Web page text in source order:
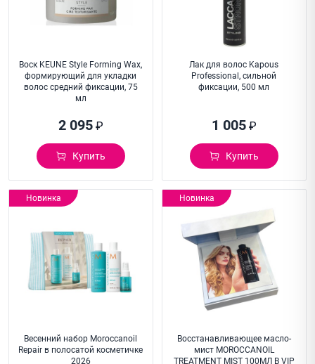
Воск KEUNE Style Forming Wax,
формирующий для укладки
волос средний фиксации, 75
мл
2 095₽
Купить
Лак для волос Kapous
Professional, сильной
фиксации, 500 мл
1 005₽
Купить
Новинка
Весенний набор Moroccanoil
Repair в полосатой косметичке
2026
Новинка
Восстанавливающее масло-
мист MOROCCANOIL
TREATMENT MIST 100МЛ В VIP